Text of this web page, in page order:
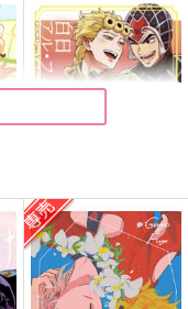
白日アル・フィーネ
犬鍋
944円 （税込）